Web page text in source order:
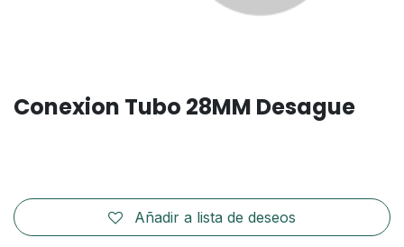
Conexion Tubo 28MM Desague
Añadir a lista de deseos